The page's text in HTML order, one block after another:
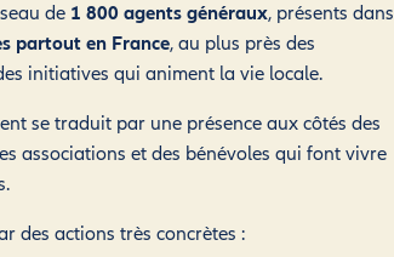
de 1 800 agents généraux, présents dans
partout en France, au plus près des
initiatives qui animent la vie locale.
se traduit par une présence aux côtés des
associations et des bénévoles qui font vivre
des actions très concrètes :